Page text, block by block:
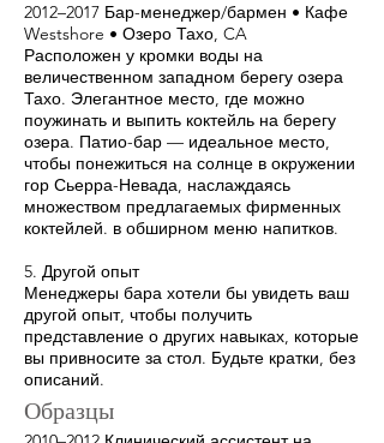
2012–2017 Бар-менеджер/бармен • Кафе
Westshore • Озеро Тахо, CA
Расположен у кромки воды на
величественном западном берегу озера
Тахо. Элегантное место, где можно
поужинать и выпить коктейль на берегу
озера. Патио-бар — идеальное место,
чтобы понежиться на солнце в окружении
гор Сьерра-Невада, наслаждаясь
множеством предлагаемых фирменных
коктейлей. в обширном меню напитков.
5. Другой опыт
Менеджеры бара хотели бы увидеть ваш
другой опыт, чтобы получить
представление о других навыках, которые
вы привносите за стол. Будьте кратки, без
описаний.
Образцы